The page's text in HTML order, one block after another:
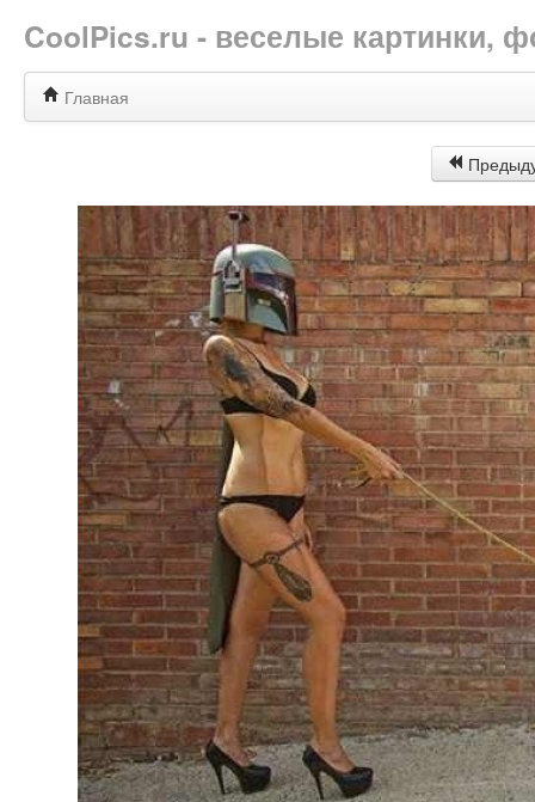
CoolPics.ru - веселые картинки,
Главная